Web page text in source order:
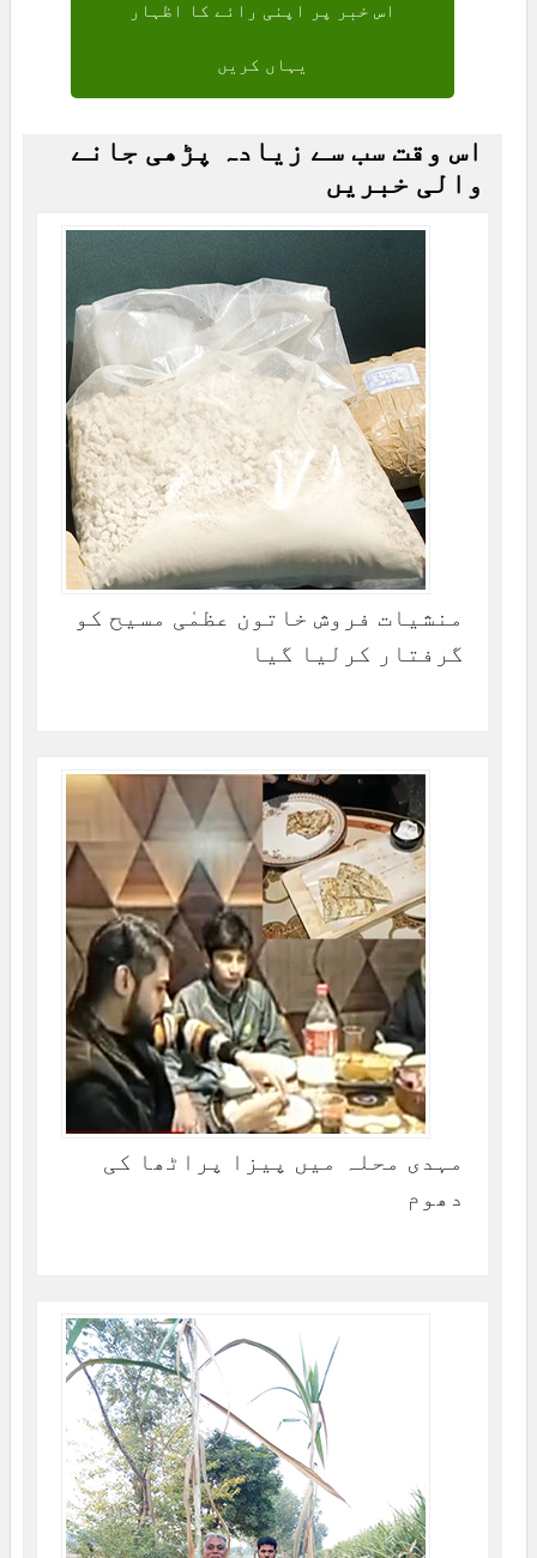
اس خبر پر اپنی رائے کا اظہار
یہاں کریں
اس وقت سب سے زیادہ پڑھی جانے
والی خبریں
منشیات فروش خاتون عظمٰی مسیح کو
گرفتار کرلیا گیا
مہدی محلہ میں پیزا پراٹھا کی
دھوم